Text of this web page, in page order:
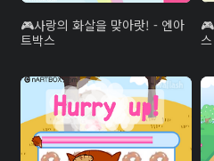
사랑의 화살을 맞아랏! - 엔아
트박스
스